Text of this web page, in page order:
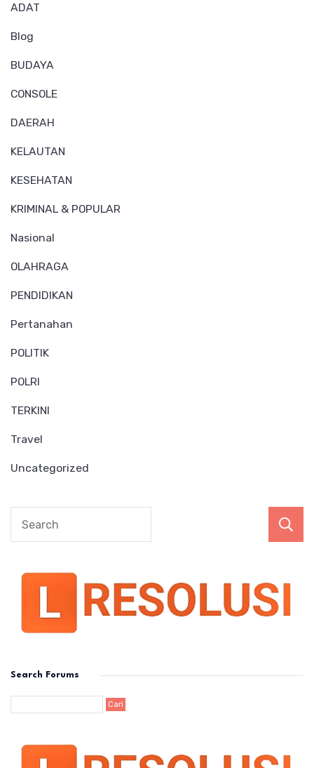
ADAT
Blog
BUDAYA
CONSOLE
DAERAH
KELAUTAN
KESEHATAN
KRIMINAL & POPULAR
Nasional
OLAHRAGA
PENDIDIKAN
Pertanahan
POLITIK
POLRI
TERKINI
Travel
Uncategorized
Search Forums